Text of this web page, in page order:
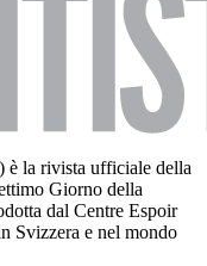
è la rivista ufficiale della
Giorno della
dal Centre Espoir
Svizzera e nel mondo